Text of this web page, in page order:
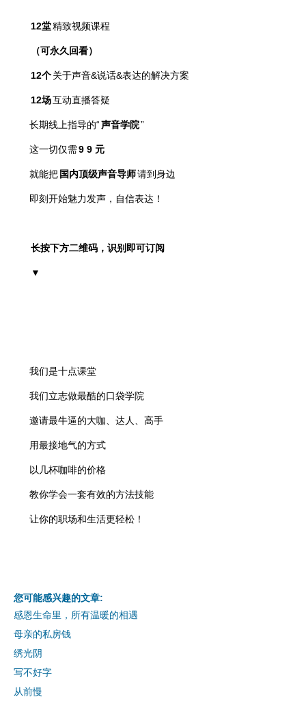
12堂精致视频课程
（可永久回看）
12个关于声音&说话&表达的解决方案
12场互动直播答疑
长期线上指导的“声音学院”
这一切仅需9 9 元
就能把 国内顶级声音导师请到身边
即刻开始魅力发声， 自信表达！
长按下方二维码，识别即可订阅
▼
我们是十点课堂
我们立志做最酷的口袋学院
邀请最牛逼的大咖、达人、高手
用最接地气的方式
以几杯咖啡的价格
教你学会一套有效的方法技能
让你的职场和生活更轻松！
您可能感兴趣的文章:
感恩生命里，所有温暖的相遇
母亲的私房钱
绣光阴
写不好字
从前慢